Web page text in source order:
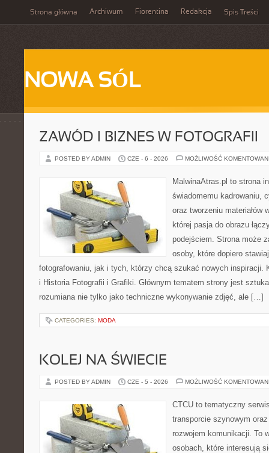
Strona główna Archiwum Fiorentina Redakcja Spis Treści
NOWA SÓL
ZAWÓD I BIZNES W FOTOGRAFII
POSTED BY ADMIN CZE - 6 - 2026 MOŻLIWOŚĆ
MalwinaAtras.pl to strona
świadomemu kadrowaniu,
oraz tworzeniu materiałów
której pasja do obrazu
podejściem. Strona może
osoby, które dopiero
fotografowaniu, jak i tych, którzy chcą szukać nowych inspiracji.
i Historia Fotografii i Grafiki. Głównym tematem strony jest
rozumiana nie tylko jako techniczne wykonywanie zdjęć, ale […]
CATEGORIES: MODA
KOLEJ NA ŚWIECIE
POSTED BY ADMIN CZE - 5 - 2026 MOŻLIWOŚĆ
CTCU to tematyczny
transporcie szynowym
rozwojem komunikacji. To
osobach, które interesują